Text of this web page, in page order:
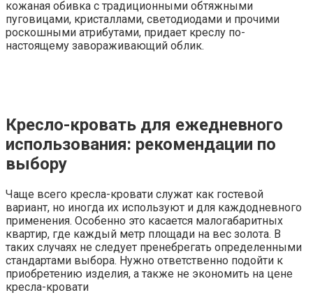
кожаная обивка с традиционными обтяжными
пуговицами, кристаллами, светодиодами и прочими
роскошными атрибутами, придает креслу по-
настоящему завораживающий облик.
Кресло-кровать для ежедневного
использования: рекомендации по
выбору
Чаще всего кресла-кровати служат как гостевой
вариант, но иногда их используют и для каждодневного
применения. Особенно это касается малогабаритных
квартир, где каждый метр площади на вес золота. В
таких случаях не следует пренебрегать определенными
стандартами выбора. Нужно ответственно подойти к
приобретению изделия, а также не экономить на цене
кресла-кровати